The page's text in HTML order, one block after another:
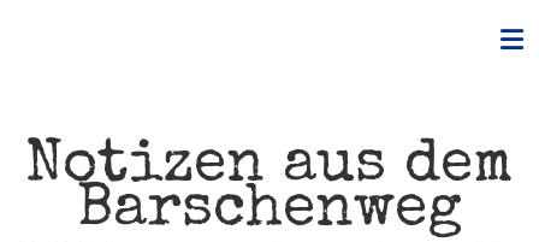
Notizen aus dem
Barschenweg